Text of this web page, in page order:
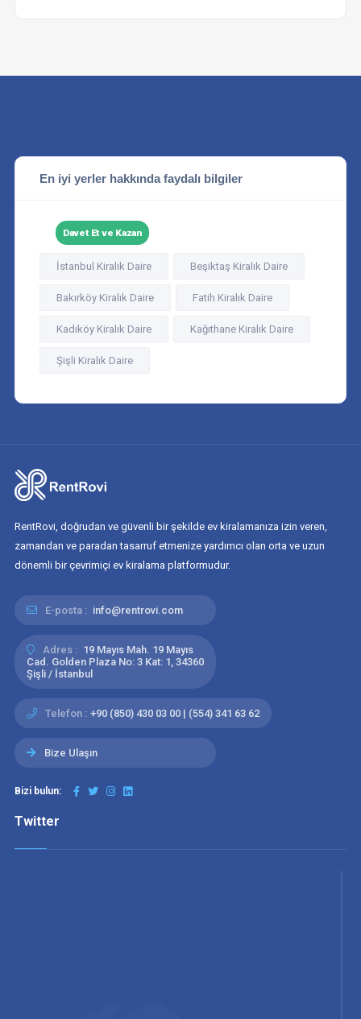
En iyi yerler hakkında faydalı bilgiler
Davet Et ve Kazan
İstanbul Kiralık Daire Beşiktaş Kiralık Daire
Bakırköy Kiralık Daire Fatih Kiralık Daire
Kadıköy Kiralık Daire Kağıthane Kiralık Daire
Şişli Kiralık Daire
RentRovi, doğrudan ve güvenli bir şekilde ev kiralamanıza izin veren,
zamandan ve paradan tasarruf etmenize yardımcı olan orta ve uzun
dönemli bir çevrimiçi ev kiralama platformudur.
E-posta : info@rentrovi.com
Adres : 19 Mayıs Mah. 19 Mayıs
Cad. Golden Plaza No: 3 Kat: 1, 34360
Şişli / İstanbul
Telefon : +90 (850) 430 03 00 | (554) 341 63 62
Bize Ulaşın
Bizi bulun:
Twitter